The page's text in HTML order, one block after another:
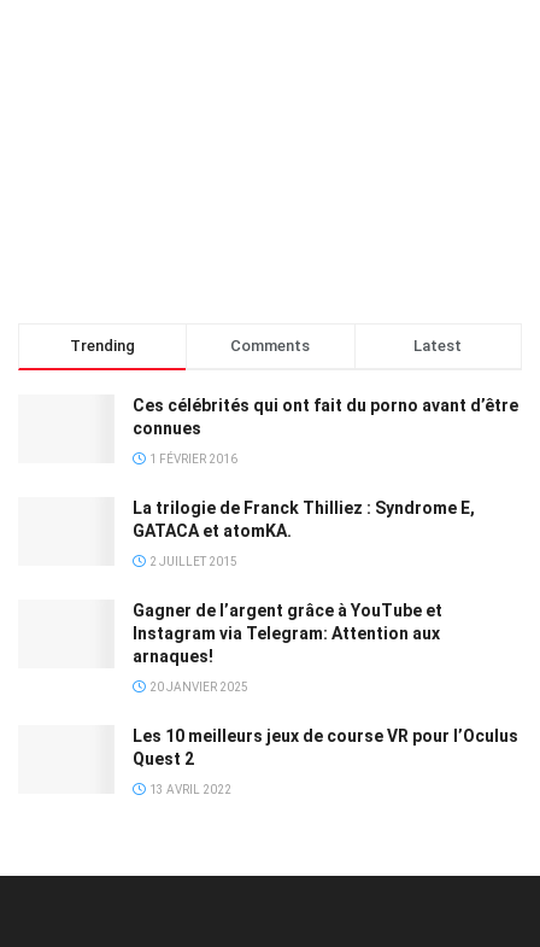
Trending Comments Latest
Ces célébrités qui ont fait du porno avant d’être
connues
1 FÉVRIER 2016
La trilogie de Franck Thilliez : Syndrome E,
GATACA et atomKA.
2 JUILLET 2015
Gagner de l’argent grâce à YouTube et
Instagram via Telegram: Attention aux
arnaques!
20 JANVIER 2025
Les 10 meilleurs jeux de course VR pour l’Oculus
Quest 2
13 AVRIL 2022